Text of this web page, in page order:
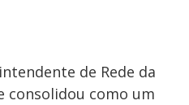
de Rede da
consolidou como um